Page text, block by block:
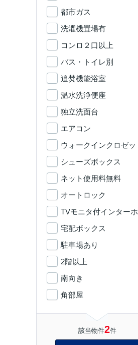
都市ガス
洗濯機置場有
コンロ２口以上
バス・トイレ別
追焚機能浴室
温水洗浄便座
独立洗面台
エアコン
ウォークインクロゼッ
シューズボックス
ネット使用料無料
オートロック
TVモニタ付インター
宅配ボックス
駐車場あり
2階以上
南向き
角部屋
該当物件2件